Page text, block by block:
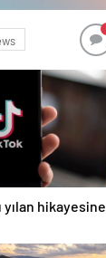
yılan hikayesine